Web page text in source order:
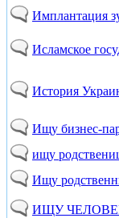
Имплантация
Исламское
История
Ищу бизнес-
ищу
Ищу
ИЩУ